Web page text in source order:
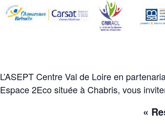
L’ASEPT Centre Val de Loire en
Espace 2Eco située à Chabris, vous
«